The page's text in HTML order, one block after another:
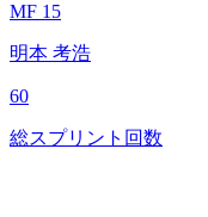
MF 15
明本 考浩
60
総スプリント回数